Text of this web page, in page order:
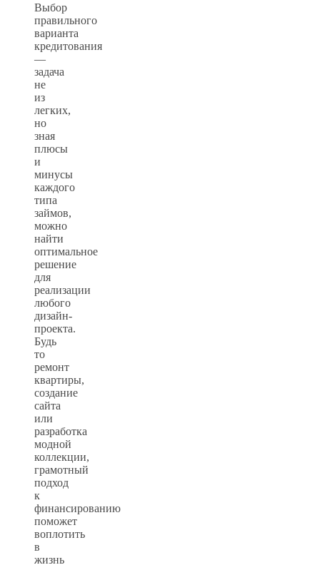
Выбор
правильного
варианта
кредитования
—
задача
не
из
легких,
но
зная
плюсы
и
минусы
каждого
типа
займов,
можно
найти
оптимальное
решение
для
реализации
любого
дизайн-
проекта.
Будь
то
ремонт
квартиры,
создание
сайта
или
разработка
модной
коллекции,
грамотный
подход
к
финансированию
поможет
воплотить
в
жизнь